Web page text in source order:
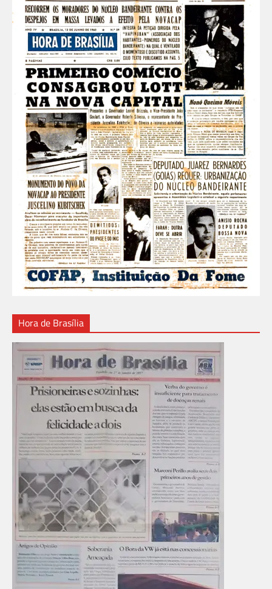
Hora de Brasília